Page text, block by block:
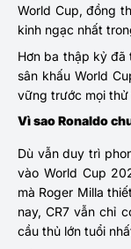
World Cup, đồng
kinh ngạc nhất
Hơn ba thập kỷ đã
sân khấu World
vững trước mọi thử
Vì sao Ronaldo
Dù vẫn duy trì
vào World Cup
mà Roger Milla
nay, CR7 vẫn chỉ
cầu thủ lớn tuổi